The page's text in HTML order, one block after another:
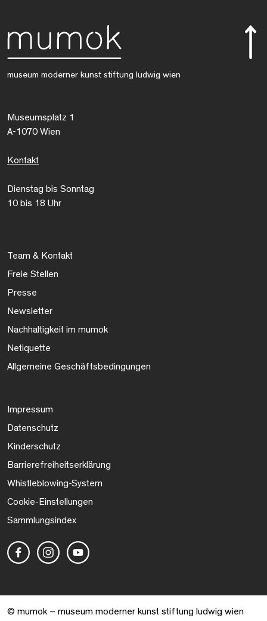
museum moderner kunst stiftung ludwig wien
Museumsplatz 1
A-1070 Wien
Kontakt
Dienstag bis Sonntag
10 bis 18 Uhr
Team & Kontakt
Freie Stellen
Presse
Newsletter
Nachhaltigkeit im mumok
Netiquette
Allgemeine Geschäftsbedingungen
Impressum
Datenschutz
Kinderschutz
Barrierefreiheitserklärung
Whistleblowing-System
Cookie-Einstellungen
Sammlungsindex
© mumok – museum moderner kunst stiftung ludwig wien